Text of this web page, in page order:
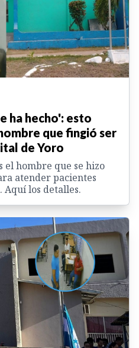
ha hecho': esto
que fingió ser
de Yoro
el hombre que se hizo
atender pacientes
Aquí los detalles.